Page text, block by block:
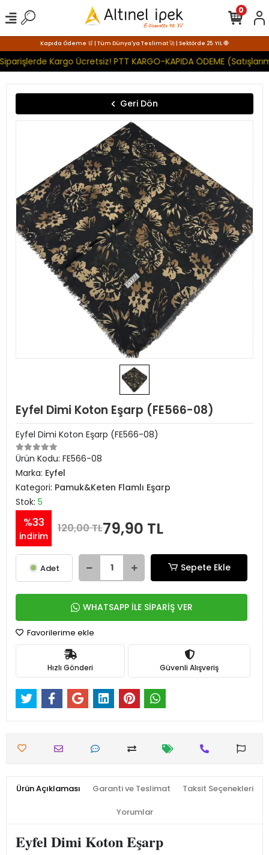
Kapıda Ödeme 🛒 | Tüm Dünya'ya Teslimat 🚀 | Sektörde 25. YIL 🧿
Kargo Ücretsiz! PTT KARGO-KAPIDA ÖDEME
0
Geri Dön
Eyfel Dimi Koton Eşarp (FE566-08)
Eyfel Dimi Koton Eşarp (FE566-08)
Ürün Kodu: FE566-08
Marka: Eyfel
Kategori: Pamuk&Keten Flamlı Eşarp
Stok: 5
%33
indirim
120,00 TL79,90 TL
Adet Sepete Ekle
WHATSAPP İLE SİPARİŞ VER
Favorilerime ekle
Hızlı Gönderi Güvenli Alışveriş
Ürün Açıklaması Garanti ve Teslimat Taksit Seçenekleri
Yorumlar
Eyfel Dimi Koton Eşarp